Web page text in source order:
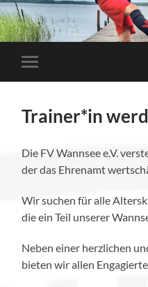
Mobile-
Menü
Trainer*in
Die FV Wannsee e.V.
der das Ehrenamt
Wir suchen für alle
die ein Teil unserer
Neben einer herzlichen
bieten wir allen